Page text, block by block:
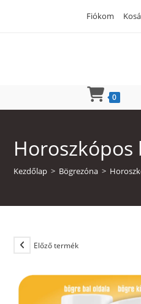
Fiókom
0
Horoszkópos
Kezdőlap > Bögrezóna >
Előző termék